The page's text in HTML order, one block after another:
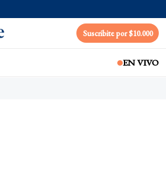
Suscribite por $10.000
EN VIVO